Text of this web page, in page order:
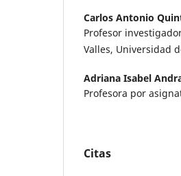
Carlos Antonio
Profesor
Valles, Universidad
Adriana Isabel
Profesora por
Citas